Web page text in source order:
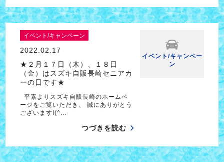
イベント/キャンペーン
2022.02.17
★２月１７日（木）、１８日
（金）はスズキ自販長崎セニアカ
ーの日です★
平素よりスズキ自販長崎のホームペ
ージをご覧いただき、 誠にありがとう
ございます!(^…
つづきを読む
イベント/キャンペー
ン